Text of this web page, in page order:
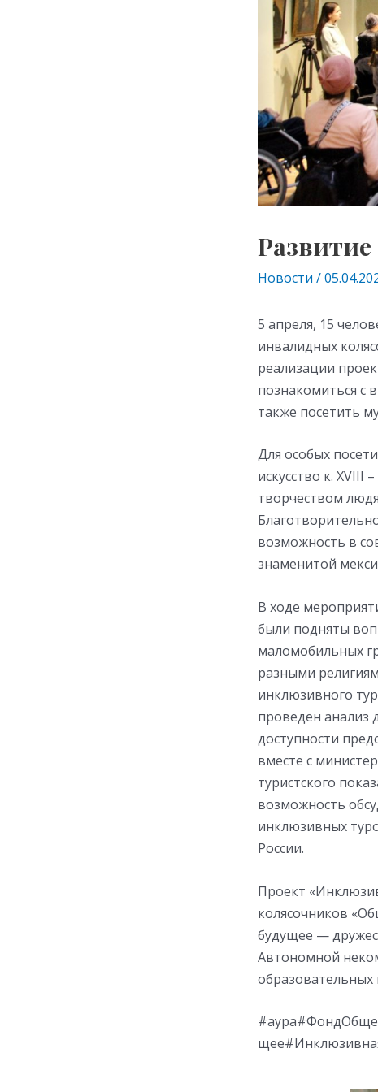
Новости /
5 апреля, 15
инвалидных
реализации
познакомиться с
также посетить
Для особых
искусство к. XVIII
творчеством
возможность в
знаменитой
В ходе
были подняты
маломобильных
разными
инклюзивного
проведен анализ
доступности
вместе с
туристского
возможность
инклюзивных
России.
Проект
колясочников
будущее —
Автономной
образовательных